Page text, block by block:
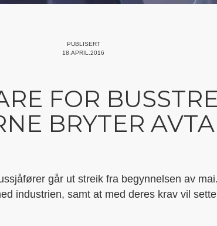
PUBLISERT
18.APRIL.2016
FOR
BRYTER
går ut streik fra begynnelsen av
industrien, samt at med deres krav vil